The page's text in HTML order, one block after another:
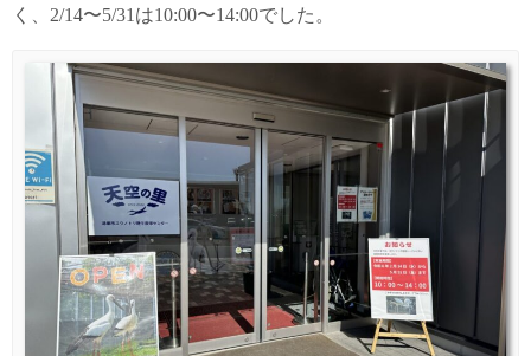
く、2/14〜5/31は10:00〜14:00でした。